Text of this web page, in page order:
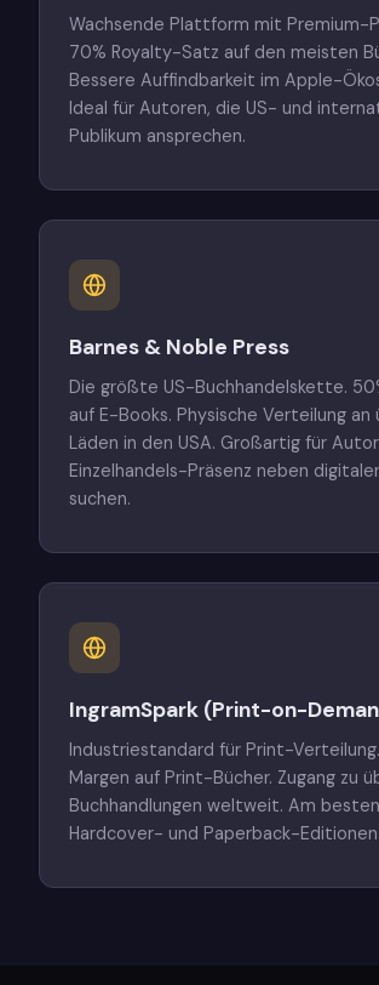
Wachsende Plattform mit Premium-
70% Royalty-Satz auf den meisten
Bessere Auffindbarkeit im Apple-
Ideal für Autoren, die US- und
Publikum ansprechen.
Barnes & Noble Press
Die größte US-Buchhandelskette.
auf E-Books. Physische Verteilung an
Läden in den USA. Großartig für
Einzelhandels-Präsenz neben
suchen.
IngramSpark (Print-on-
Industriestandard für Print-
Margen auf Print-Bücher. Zugang zu
Buchhandlungen weltweit. Am
Hardcover- und Paperback-Editionen.